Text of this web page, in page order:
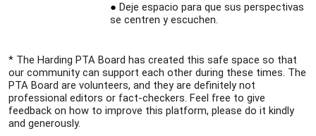
Deje espacio para que sus perspectivas
se centren y escuchen.
* The Harding PTA Board has created this safe space so that
our community can support each other during these times. The
PTA Board are volunteers, and they are definitely not
professional editors or fact-checkers. Feel free to give
feedback on how to improve this platform, please do it kindly
and generously.